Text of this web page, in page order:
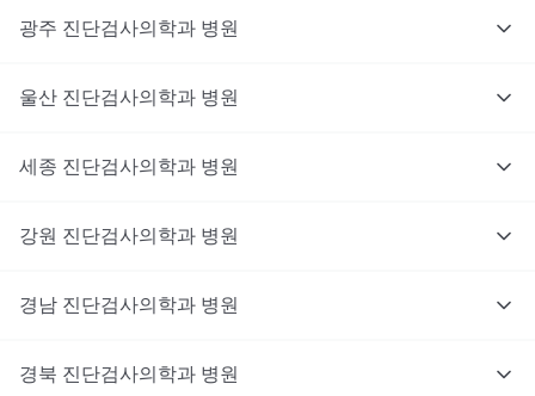
광주 진단검사의학과 병원
울산 진단검사의학과 병원
세종 진단검사의학과 병원
강원 진단검사의학과 병원
경남 진단검사의학과 병원
경북 진단검사의학과 병원